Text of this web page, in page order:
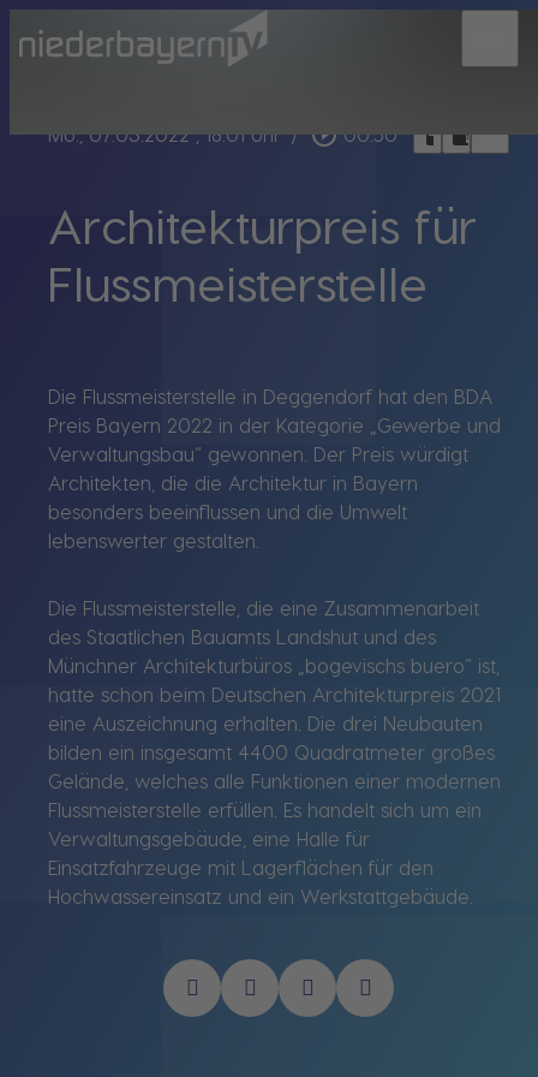
Mo., 07.03.2022, 18:01 Uhr / play_circle_outline 00:50 headphoneschrome_reader_modebookmark_border
Architekturpreis für
Flussmeisterstelle
Die Flussmeisterstelle in Deggendorf hat den BDA
Preis Bayern 2022 in der Kategorie „Gewerbe und
Verwaltungsbau“ gewonnen. Der Preis würdigt
Architekten, die die Architektur in Bayern
besonders beeinflussen und die Umwelt
lebenswerter gestalten.
Die Flussmeisterstelle, die eine Zusammenarbeit
des Staatlichen Bauamts Landshut und des
Münchner Architekturbüros „bogevischs buero“ ist,
hatte schon beim Deutschen Architekturpreis 2021
eine Auszeichnung erhalten. Die drei Neubauten
bilden ein insgesamt 4400 Quadratmeter großes
Gelände, welches alle Funktionen einer modernen
Flussmeisterstelle erfüllen. Es handelt sich um ein
Verwaltungsgebäude, eine Halle für
Einsatzfahrzeuge mit Lagerflächen für den
Hochwassereinsatz und ein Werkstattgebäude.